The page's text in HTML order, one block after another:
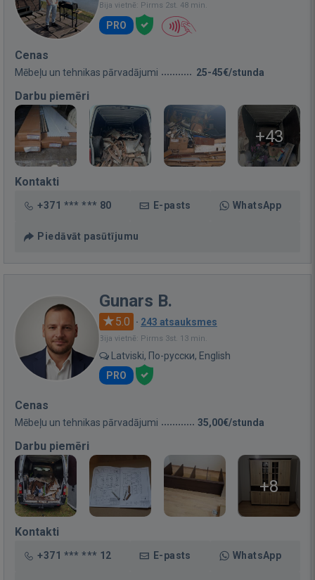
Bija vietnē: Pirms 2st. 48 min.
PRO
Cenas
Mēbeļu un tehnikas pārvadājumi 25-45€/stunda
Darbu piemēri
+43
Kontakti
+371 *** *** 80 E-pasts WhatsApp
Piedāvāt pasūtījumu
Gunars B.
5.0 · 243 atsauksmes
Bija vietnē: Pirms 3st. 13 min.
Latviski, По-русски, English
PRO
Cenas
Mēbeļu un tehnikas pārvadājumi 35,00€/stunda
Darbu piemēri
+8
Kontakti
+371 *** *** 12 E-pasts WhatsApp